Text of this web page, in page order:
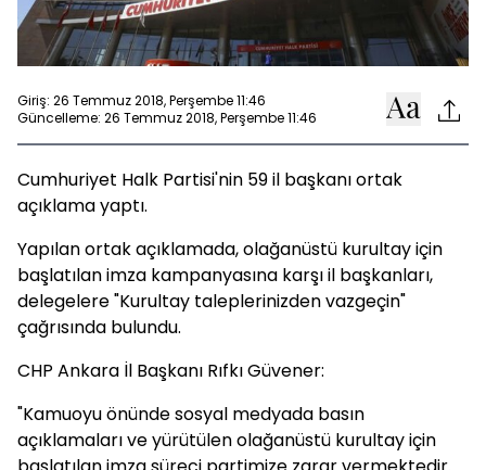
Giriş: 26 Temmuz 2018, Perşembe 11:46
Güncelleme: 26 Temmuz 2018, Perşembe 11:46
Cumhuriyet Halk Partisi'nin 59 il başkanı ortak
açıklama yaptı.
Yapılan ortak açıklamada, olağanüstü kurultay için
başlatılan imza kampanyasına karşı il başkanları,
delegelere "Kurultay taleplerinizden vazgeçin"
çağrısında bulundu.
CHP Ankara İl Başkanı Rıfkı Güvener:
"Kamuoyu önünde sosyal medyada basın
açıklamaları ve yürütülen olağanüstü kurultay için